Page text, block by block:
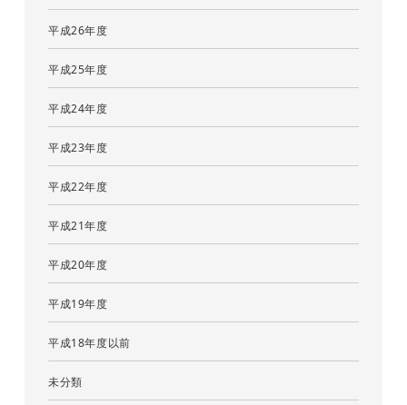
平成26年度
平成25年度
平成24年度
平成23年度
平成22年度
平成21年度
平成20年度
平成19年度
平成18年度以前
未分類